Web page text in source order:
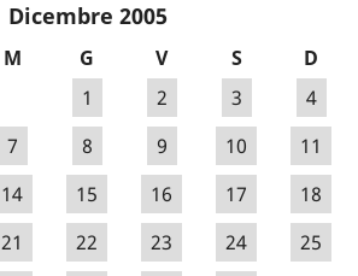
Dicembre 2005
M G V S
D
1
2 3
4
7 8 9 10
11
14 15 16 17
18
21 22 23 24
25